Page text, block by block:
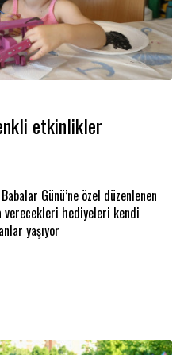
etkinlikler
Günü’ne özel düzenlenen
verecekleri hediyeleri kendi
yaşıyor